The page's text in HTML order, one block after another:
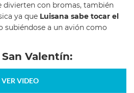
divierten con bromas, también
ya que Luisana sabe tocar el
subiéndose a un avión como
Valentín:
VER VIDEO